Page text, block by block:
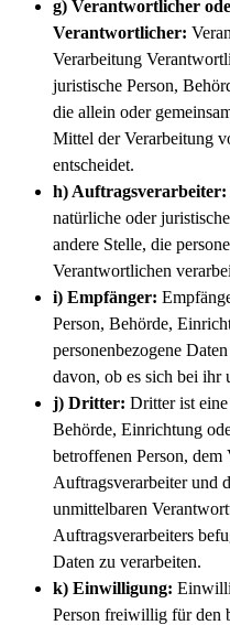
g) Verantwortlicher
Verantwortlicher:
Verarbeitung
juristische Person,
die allein oder
Mittel der Verarbeitung
entscheidet.
h) Auftragsverarbeiter:
natürliche oder
andere Stelle, die
Verantwortlichen
i) Empfänger:
Person, Behörde,
personenbezogene
davon, ob es sich bei ihr
j) Dritter: Dritter ist
Behörde, Einrichtung
betroffenen Person,
Auftragsverarbeiter und
unmittelbaren
Auftragsverarbeiters
Daten zu verarbeiten.
k) Einwilligung:
Person freiwillig für den